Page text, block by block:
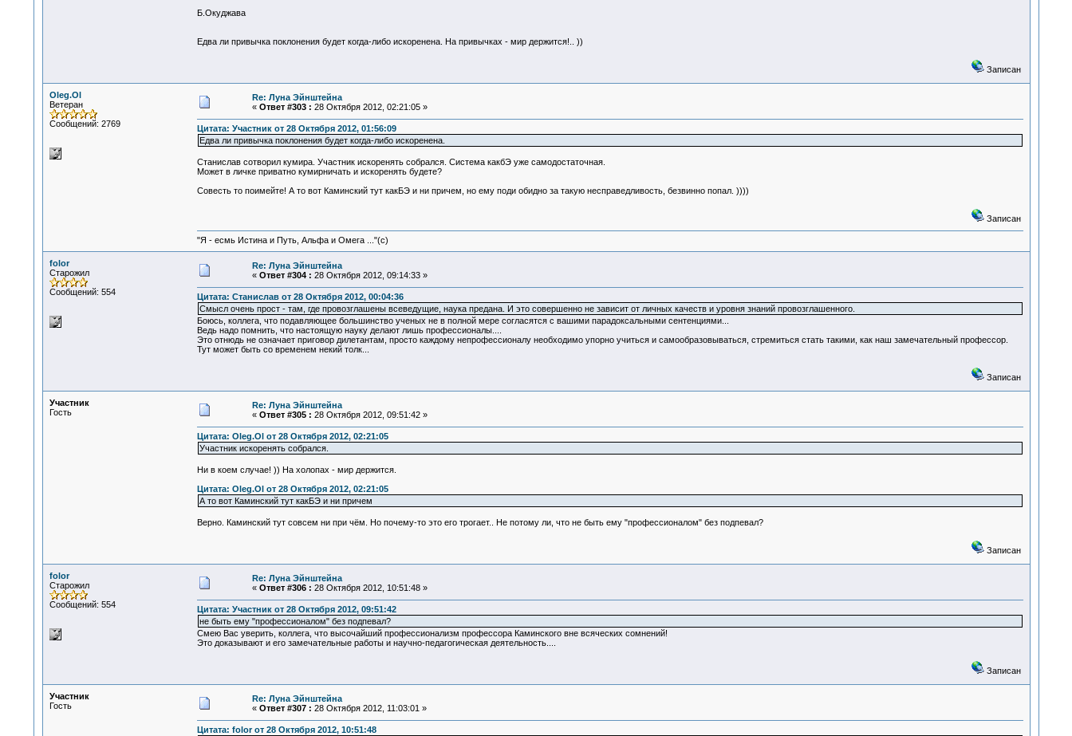
Б.Окуджава
Едва ли привычка поклонения будет когда-либо искоренена. На привычках - мир держится!.. ))
Записан
Oleg.Ol
Ветеран
Сообщений: 2769
Re: Луна Эйнштейна
« Ответ #303 : 28 Октября 2012, 02:21:05 »
Цитата: Участник от 28 Октября 2012, 01:56:09
Едва ли привычка поклонения будет когда-либо искоренена.
Cтанислав сотворил кумира. Участник искоренять собрался. Система какбЭ уже самодостаточная.
Может в личке приватно кумирничать и искоренять будете?
Совесть то поимейте! А то вот Каминский тут какБЭ и ни причем, но ему поди обидно за такую несправедливость, безвинно попал. ))))
Записан
"Я - есмь Истина и Путь, Альфа и Омега ..."(с)
folor
Старожил
Сообщений: 554
Re: Луна Эйнштейна
« Ответ #304 : 28 Октября 2012, 09:14:33 »
Цитата: Станислав от 28 Октября 2012, 00:04:36
Смысл очень прост - там, где провозглашены всеведущие, наука предана. И это совершенно не зависит от личных качеств и уровня знаний провозглашенного.
Боюсь, коллега, что подавляющее большинство ученых не в полной мере согласятся с вашими парадоксальными сентенциями...
Ведь надо помнить, что настоящую науку делают лишь профессионалы....
Это отнюдь не означает приговор дилетантам, просто каждому непрофессионалу необходимо упорно учиться и самообразовываться, стремиться стать такими, как наш замечательный профессор.
Тут может быть со временем некий толк...
Записан
Участник
Гость
Re: Луна Эйнштейна
« Ответ #305 : 28 Октября 2012, 09:51:42 »
Цитата: Oleg.Ol от 28 Октября 2012, 02:21:05
Участник искоренять собрался.
Ни в коем случае! )) На холопах - мир держится.
Цитата: Oleg.Ol от 28 Октября 2012, 02:21:05
А то вот Каминский тут какБЭ и ни причем
Верно. Каминский тут совсем ни при чём. Но почему-то это его трогает.. Не потому ли, что не быть ему "профессионалом" без подпевал?
Записан
folor
Старожил
Сообщений: 554
Re: Луна Эйнштейна
« Ответ #306 : 28 Октября 2012, 10:51:48 »
Цитата: Участник от 28 Октября 2012, 09:51:42
не быть ему "профессионалом" без подпевал?
Смею Вас уверить, коллега, что высочайший профессионализм профессора Каминского вне всяческих сомнений!
Это доказывают и его замечательные работы и научно-педагогическая деятельность....
Записан
Участник
Гость
Re: Луна Эйнштейна
« Ответ #307 : 28 Октября 2012, 11:03:01 »
Цитата: folor от 28 Октября 2012, 10:51:48